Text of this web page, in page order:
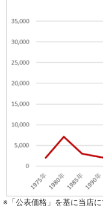
※「公表価格」を基に当店